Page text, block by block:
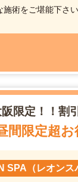
術をご堪能下さい
限定！！割
間限定超
SPA（レオンス